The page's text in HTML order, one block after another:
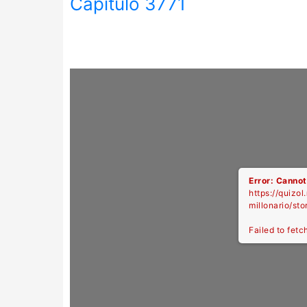
Error:
https://
millonario/
Failed to